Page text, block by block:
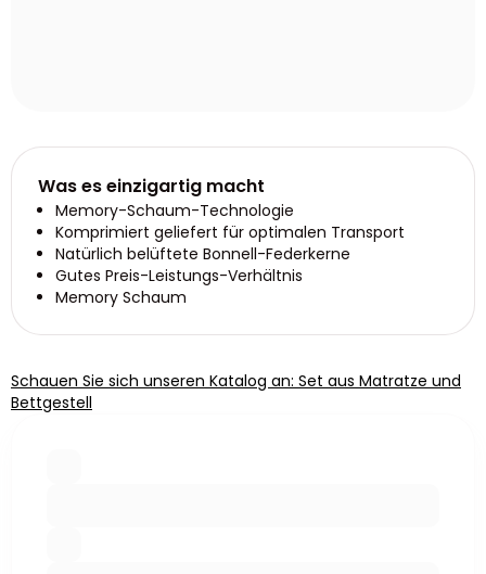
Was es einzigartig macht
Memory-Schaum-Technologie
Komprimiert geliefert für optimalen Transport
Natürlich belüftete Bonnell-Federkerne
Gutes Preis-Leistungs-Verhältnis
Memory Schaum
Schauen Sie sich unseren Katalog an: Set aus Matratze und
Bettgestell